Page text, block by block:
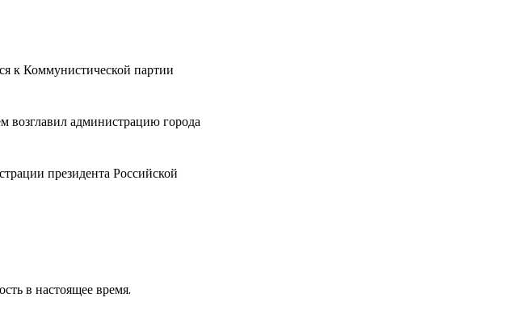
к Коммунистической партии
возглавил администрацию города
президента Российской
в настоящее время.